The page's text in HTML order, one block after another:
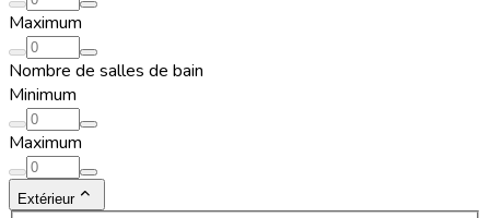
Maximum
Nombre de salles de bain
Minimum
Maximum
Extérieur